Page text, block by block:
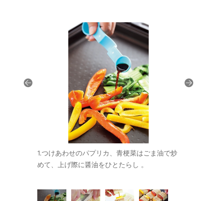
1.つけあわせのパプリカ、青梗菜はごま油で炒
めて、上げ際に醤油をひとたらし 。